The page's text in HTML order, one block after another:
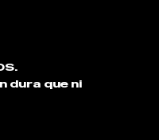
dura que ni